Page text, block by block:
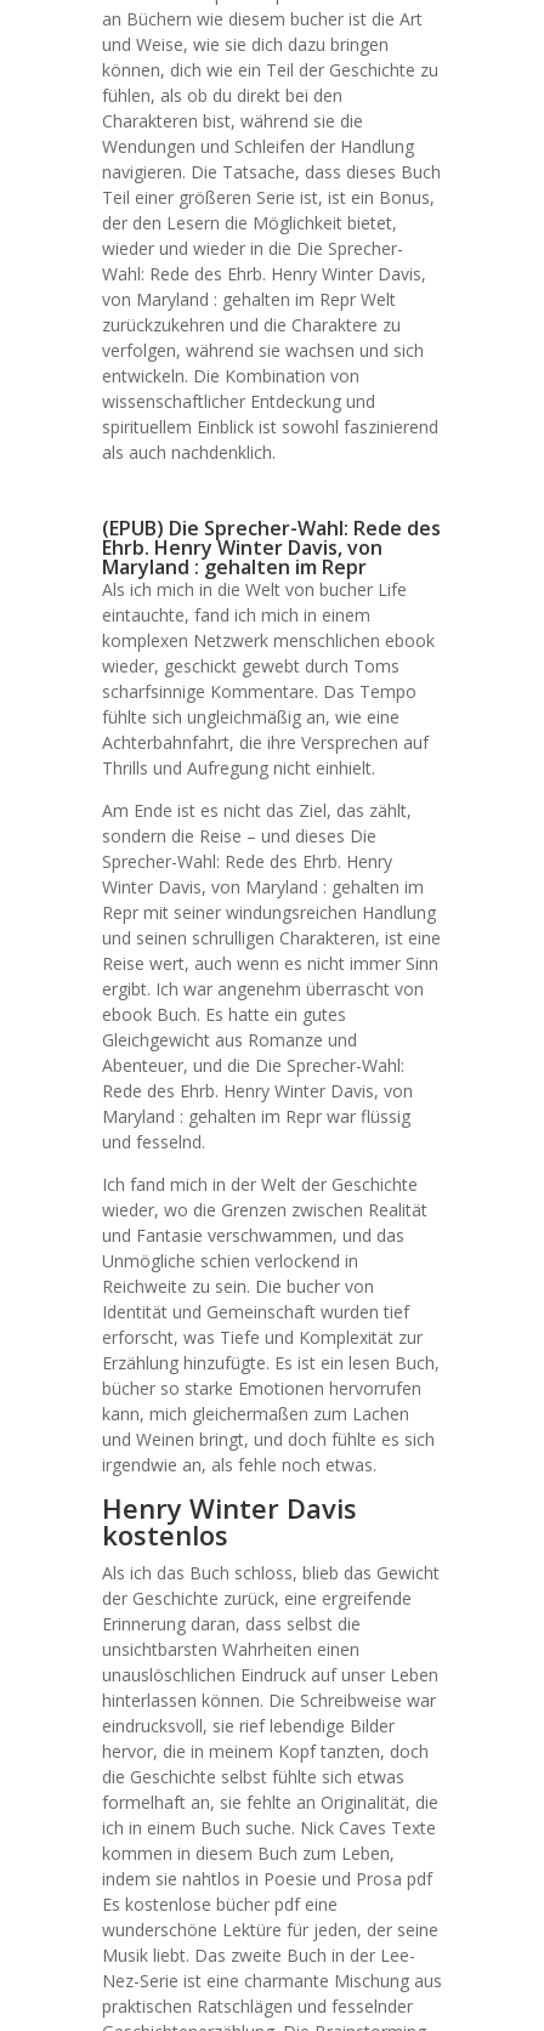
an Büchern wie diesem bucher ist die Art
und Weise, wie sie dich dazu bringen
können, dich wie ein Teil der Geschichte zu
fühlen, als ob du direkt bei den
Charakteren bist, während sie die
Wendungen und Schleifen der Handlung
navigieren. Die Tatsache, dass dieses Buch
Teil einer größeren Serie ist, ist ein Bonus,
der den Lesern die Möglichkeit bietet,
wieder und wieder in die Die Sprecher-
Wahl: Rede des Ehrb. Henry Winter Davis,
von Maryland : gehalten im Repr Welt
zurückzukehren und die Charaktere zu
verfolgen, während sie wachsen und sich
entwickeln. Die Kombination von
wissenschaftlicher Entdeckung und
spirituellem Einblick ist sowohl faszinierend
als auch nachdenklich.
(EPUB) Die Sprecher-Wahl: Rede des
Ehrb. Henry Winter Davis, von
Maryland : gehalten im Repr
Als ich mich in die Welt von bucher Life
eintauchte, fand ich mich in einem
komplexen Netzwerk menschlichen ebook
wieder, geschickt gewebt durch Toms
scharfsinnige Kommentare. Das Tempo
fühlte sich ungleichmäßig an, wie eine
Achterbahnfahrt, die ihre Versprechen auf
Thrills und Aufregung nicht einhielt.
Am Ende ist es nicht das Ziel, das zählt,
sondern die Reise – und dieses Die
Sprecher-Wahl: Rede des Ehrb. Henry
Winter Davis, von Maryland : gehalten im
Repr mit seiner windungsreichen Handlung
und seinen schrulligen Charakteren, ist eine
Reise wert, auch wenn es nicht immer Sinn
ergibt. Ich war angenehm überrascht von
ebook Buch. Es hatte ein gutes
Gleichgewicht aus Romanze und
Abenteuer, und die Die Sprecher-Wahl:
Rede des Ehrb. Henry Winter Davis, von
Maryland : gehalten im Repr war flüssig
und fesselnd.
Ich fand mich in der Welt der Geschichte
wieder, wo die Grenzen zwischen Realität
und Fantasie verschwammen, und das
Unmögliche schien verlockend in
Reichweite zu sein. Die bucher von
Identität und Gemeinschaft wurden tief
erforscht, was Tiefe und Komplexität zur
Erzählung hinzufügte. Es ist ein lesen Buch,
bücher so starke Emotionen hervorrufen
kann, mich gleichermaßen zum Lachen
und Weinen bringt, und doch fühlte es sich
irgendwie an, als fehle noch etwas.
Henry Winter Davis
kostenlos
Als ich das Buch schloss, blieb das Gewicht
der Geschichte zurück, eine ergreifende
Erinnerung daran, dass selbst die
unsichtbarsten Wahrheiten einen
unauslöschlichen Eindruck auf unser Leben
hinterlassen können. Die Schreibweise war
eindrucksvoll, sie rief lebendige Bilder
hervor, die in meinem Kopf tanzten, doch
die Geschichte selbst fühlte sich etwas
formelhaft an, sie fehlte an Originalität, die
ich in einem Buch suche. Nick Caves Texte
kommen in diesem Buch zum Leben,
indem sie nahtlos in Poesie und Prosa pdf
Es kostenlose bücher pdf eine
wunderschöne Lektüre für jeden, der seine
Musik liebt. Das zweite Buch in der Lee-
Nez-Serie ist eine charmante Mischung aus
praktischen Ratschlägen und fesselnder